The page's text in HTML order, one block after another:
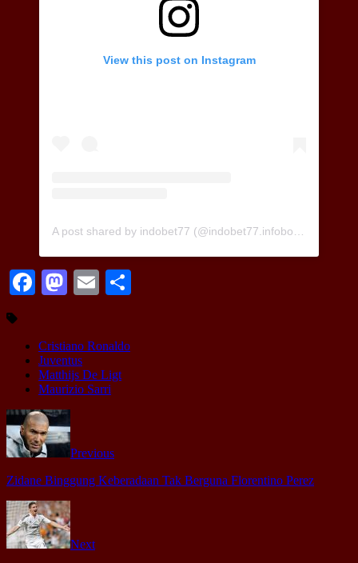
View this post on Instagram
Facebook
Mastodon
Email
Cristiano Ronaldo
Juventus
Matthijs De Ligt
Maurizio Sarri
Previous
Zidane Binggung Keberadaan Tak Berguna Florentino Perez
Next